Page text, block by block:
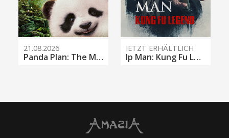
21.08.2026
Panda Plan: The Magical Tribe
JETZT ERHÄLTLICH
Ip Man: Kung Fu Legend